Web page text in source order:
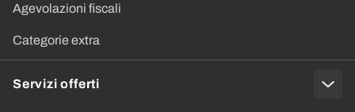
Agevolazioni fiscali
Categorie extra
Servizi offerti